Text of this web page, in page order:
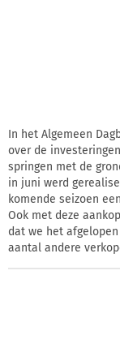
In het Algemeen
over de
springen met de
in juni werd
komende seizoen
Ook met deze
dat we het
aantal andere